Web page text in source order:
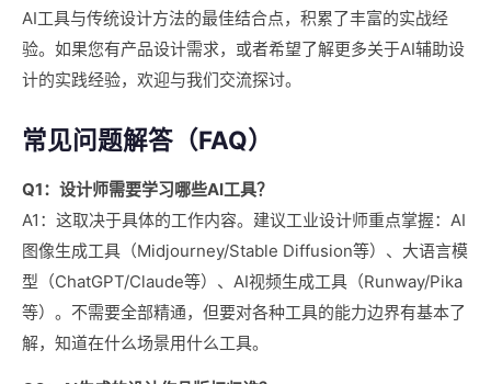
AI工具与传统设计方法的最佳结合点，积累了丰富的实战经
验。如果您有产品设计需求，或者希望了解更多关于AI辅助设
计的实践经验，欢迎与我们交流探讨。
常见问题解答（FAQ）
Q1：设计师需要学习哪些AI工具？
A1：这取决于具体的工作内容。建议工业设计师重点掌握：AI
图像生成工具（Midjourney/Stable Diffusion等）、大语言模
型（ChatGPT/Claude等）、AI视频生成工具（Runway/Pika
等）。不需要全部精通，但要对各种工具的能力边界有基本了
解，知道在什么场景用什么工具。